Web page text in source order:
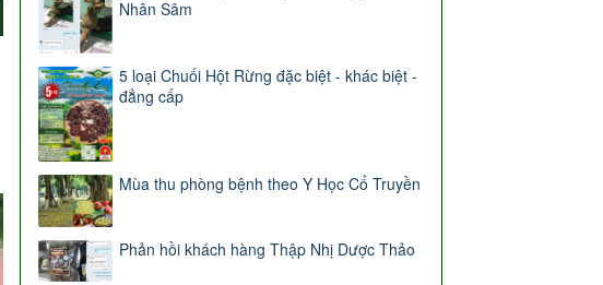
Nhân Sâm
5 loại Chuối Hột Rừng đặc biệt - khác biệt -
đẳng cấp
Mùa thu phòng bệnh theo Y Học Cổ Truyền
Phản hồi khách hàng Thập Nhị Dược Thảo